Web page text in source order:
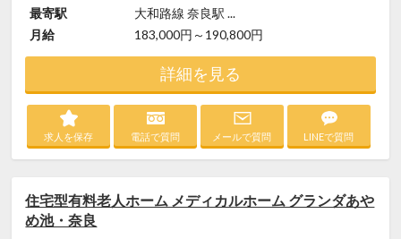
最寄駅
大和路線 奈良駅 ...
月給
183,000円～190,800円
詳細を見る
求人を保存 電話で質問 メールで質問 LINEで質問
住宅型有料老人ホーム メディカルホーム グランダあや
め池・奈良